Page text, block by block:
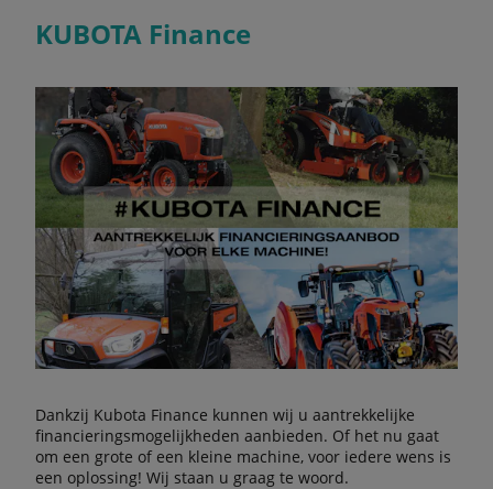
KUBOTA Finance
Dankzij Kubota Finance kunnen wij u aantrekkelijke
financieringsmogelijkheden aanbieden. Of het nu gaat
om een grote of een kleine machine, voor iedere wens is
een oplossing! Wij staan u graag te woord.